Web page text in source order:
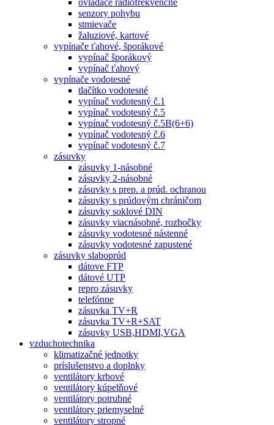
ovládače rádiofrekvenčné
senzory pohybu
stmievače
žaluziové, kartové
vypínače ťahové, šporákové
vypínač šporákový
vypínač ťahový
vypínače vodotesné
tlačítko vodotesné
vypínač vodotesný č.1
vypínač vodotesný č.5
vypínač vodotesný č.5B(6+6)
vypínač vodotesný č.6
vypínač vodotesný č.7
zásuvky
zásuvky 1-násobné
zásuvky 2-násobné
zásuvky s prep. a prúd. ochranou
zásuvky s prúdovým chráničom
zásuvky soklové DIN
zásuvky viacnásobné, rozbočky
zásuvky vodotesné nástenné
zásuvky vodotesné zapustené
zásuvky slaboprúd
dátove FTP
dátové UTP
repro zásuvky
telefónne
zásuvka TV+R
zásuvka TV+R+SAT
zásuvky USB,HDMI,VGA
vzduchotechnika
klimatizačné jednotky
príslušenstvo a doplnky
ventilátory krbové
ventilátory kúpelňové
ventilátory potrubné
ventilátory priemyselné
ventilátory stropné